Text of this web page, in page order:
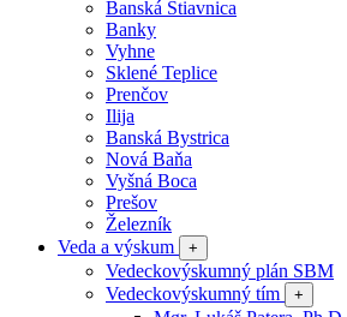
Banská Štiavnica
Banky
Vyhne
Sklené Teplice
Prenčov
Ilija
Banská Bystrica
Nová Baňa
Vyšná Boca
Prešov
Železník
Veda a výskum
+
Vedeckovýskumný plán SBM
Vedeckovýskumný tím
+